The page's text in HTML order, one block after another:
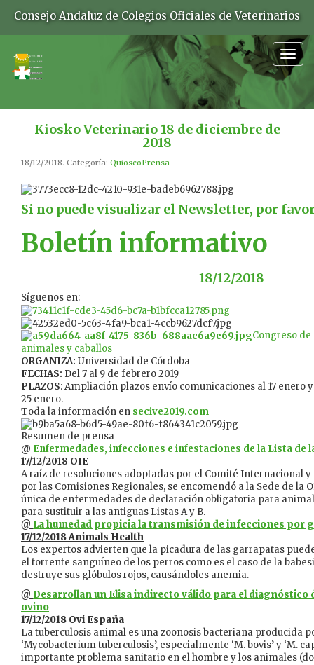
Consejo Andaluz de Colegios Oficiales de Veterinarios
Kiosko Veterinario 18 de diciembre de
2018
18/12/2018. Categoría: QuioscoPrensa
Si no puede visualizar el Newsletter, por
Boletín informativo
18/12/2018
Síguenos en:
Congreso
animales y caballos
ORGANIZA: Universidad de Córdoba
FECHAS: Del 7 al 9 de febrero 2019
PLAZOS: Ampliación plazos envío comunicaciones al 17 enero
25 enero.
Toda la información en secive2019.com
Resumen de prensa
@ Enfermedades, infecciones e infestaciones de la Lista de
17/12/2018 OIE
A raíz de resoluciones adoptadas por el Comité Internacional
por las Comisiones Regionales, se encomendó a la Sede de la
única de enfermedades de declaración obligatoria para
para sustituir a las antiguas Listas A y B.
@ La humedad propicia la transmisión de infecciones por
17/12/2018 Animals Health
Los expertos advierten que la picadura de las garrapatas
el torrente sanguíneo de los perros como es el caso de la
destruye sus glóbulos rojos, causándoles anemia.
@ Desarrollan un Elisa indirecto válido para el diagnóstico
ovino
17/12/2018 Ovi España
La tuberculosis animal es una zoonosis bacteriana producida
‘Mycobacterium tuberculosis’, especialmente ‘M. bovis’ y ‘M.
importante problema sanitario en el hombre y los animales